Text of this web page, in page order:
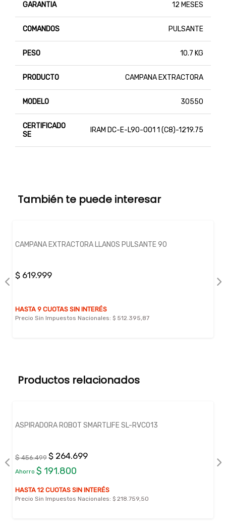
GARANTIA 12 MESES
COMANDOS PULSANTE
PESO 10.7 KG
PRODUCTO CAMPANA EXTRACTORA
MODELO 30550
CERTIFICADO
SE
IRAM DC-E-L90-001 1 (C8)-1219.75
También te puede interesar
EXTRACTORA LLANOS PULSANTE 90
9 CUOTAS SIN INTERÉS
Sin Impuestos Nacionales:$ 512.395,87
$
Productos relacionados
ASPIRADORA ROBOT SMARTLIFE SL-RVC013
$ 456.499 $ 264.699
Ahorro $ 191.800
HASTA 12 CUOTAS SIN INTERÉS
Precio Sin Impuestos Nacionales: $ 218.759,50